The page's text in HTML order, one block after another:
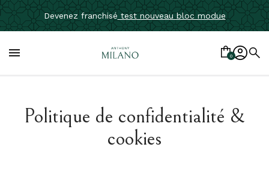
Devenez franchisé test nouveau bloc modue
 0
Politique de confidentialité &
cookies